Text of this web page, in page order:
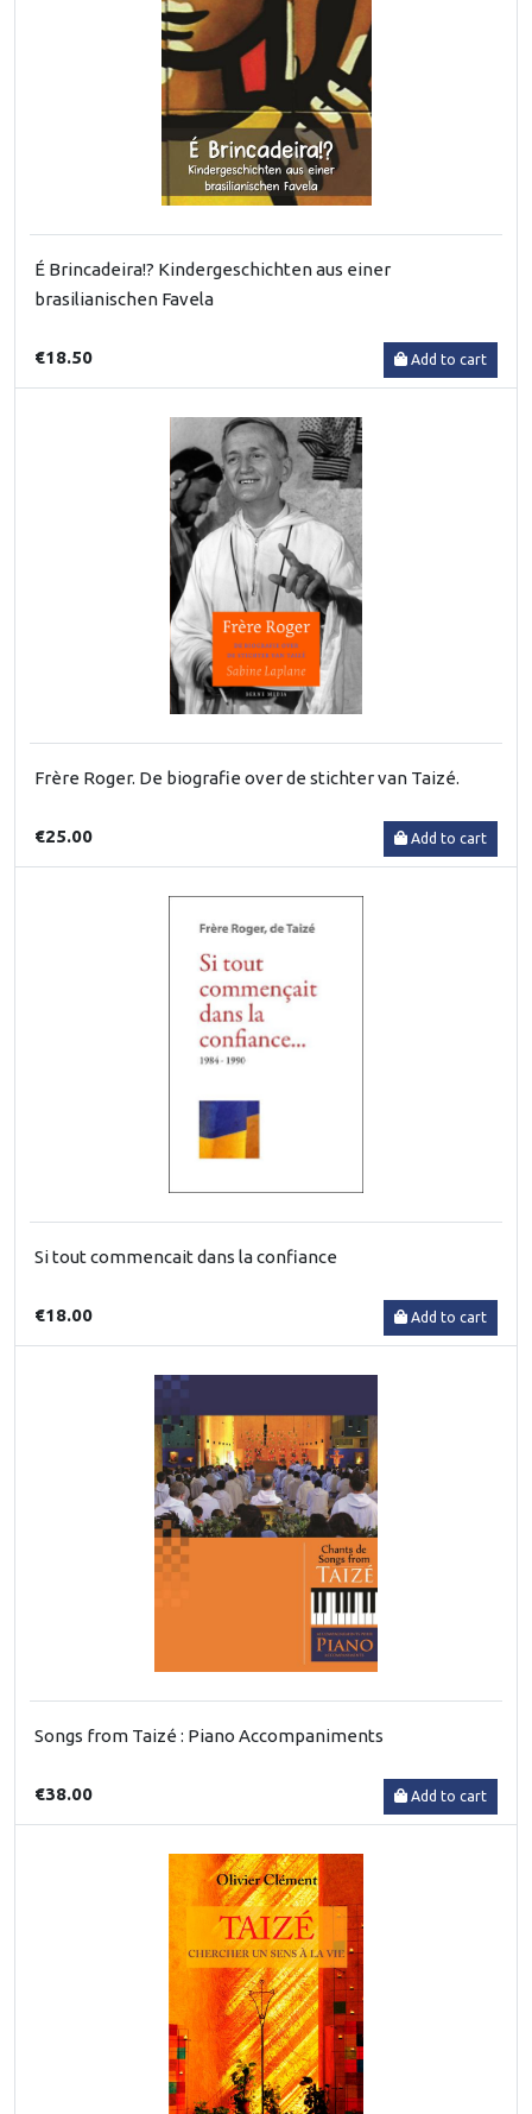
É Brincadeira!? Kindergeschichten aus einer
brasilianischen Favela
€18.50 Add to cart
Frère Roger. De biografie over de stichter van Taizé.
€25.00 Add to cart
Si tout commencait dans la confiance
€18.00 Add to cart
Songs from Taizé : Piano Accompaniments
€38.00 Add to cart